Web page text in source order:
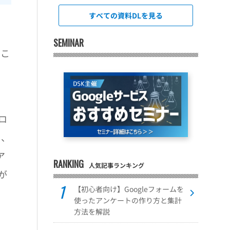
すべての資料DLを見る
SEMINAR
RANKING 人気記事ランキング
【初心者向け】Googleフォームを
使ったアンケートの作り方と集計
方法を解説